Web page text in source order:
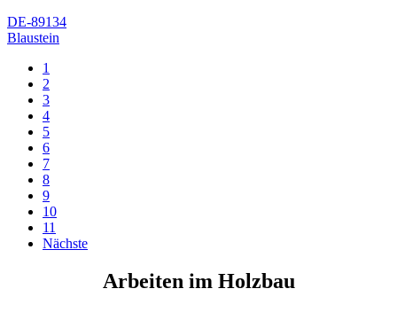
DE-89134
Blaustein
1
2
3
4
5
6
7
8
9
10
11
Nächste
Arbeiten im Holzbau